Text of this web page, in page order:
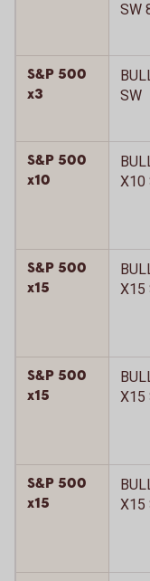
SW
S&P 500
x3
SW
S&P 500
x10
X10
S&P 500
x15
X15
S&P 500
x15
X15
S&P 500
x15
X15